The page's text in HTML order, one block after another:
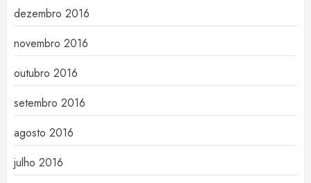
dezembro 2016
novembro 2016
outubro 2016
setembro 2016
agosto 2016
julho 2016